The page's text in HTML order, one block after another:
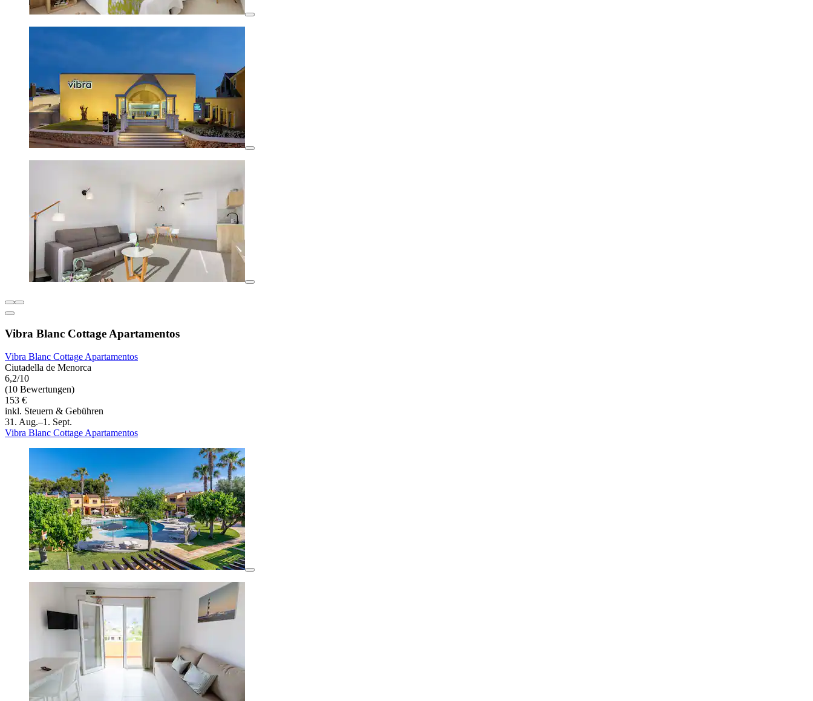
Vibra Blanc Cottage Apartamentos
Vibra Blanc Cottage Apartamentos
Ciutadella de Menorca
6,2/10
(10 Bewertungen)
153 €
inkl. Steuern & Gebühren
31. Aug.–1. Sept.
Vibra Blanc Cottage Apartamentos